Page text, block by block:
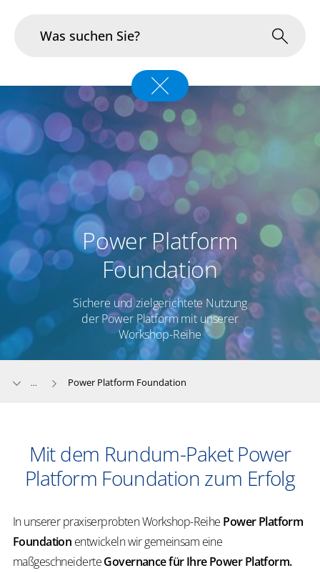
Im Fokus
Infrastruktur & Betrieb
Karriere
Power Platform
Foundation
Sichere und zielgerichtete Nutzung
der Power Platform mit unserer
Workshop-Reihe
... Power Platform Foundation
Mit dem Rundum-Paket Power
Platform Foundation zum Erfolg
In unserer praxiserprobten Workshop-Reihe Power Platform
Foundation entwickeln wir gemeinsam eine
maßgeschneiderteGovernance für Ihre Power Platform.